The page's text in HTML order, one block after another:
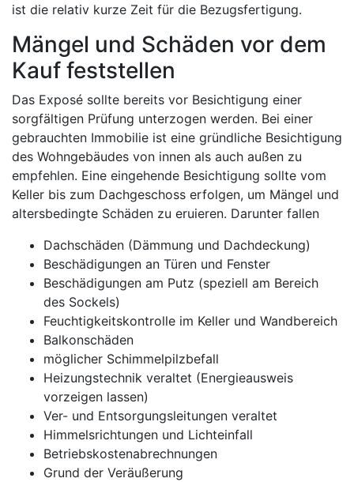
ist die relativ kurze Zeit für die Bezugsfertigung.
Mängel und Schäden vor dem
Kauf feststellen
Das Exposé sollte bereits vor Besichtigung einer
sorgfältigen Prüfung unterzogen werden. Bei einer
gebrauchten Immobilie ist eine gründliche Besichtigung
des Wohngebäudes von innen als auch außen zu
empfehlen. Eine eingehende Besichtigung sollte vom
Keller bis zum Dachgeschoss erfolgen, um Mängel und
altersbedingte Schäden zu eruieren. Darunter fallen
Dachschäden (Dämmung und Dachdeckung)
Beschädigungen an Türen und Fenster
Beschädigungen am Putz (speziell am Bereich
des Sockels)
Feuchtigkeitskontrolle im Keller und Wandbereich
Balkonschäden
möglicher Schimmelpilzbefall
Heizungstechnik veraltet (Energieausweis
vorzeigen lassen)
Ver- und Entsorgungsleitungen veraltet
Himmelsrichtungen und Lichteinfall
Betriebskostenabrechnungen
Grund der Veräußerung